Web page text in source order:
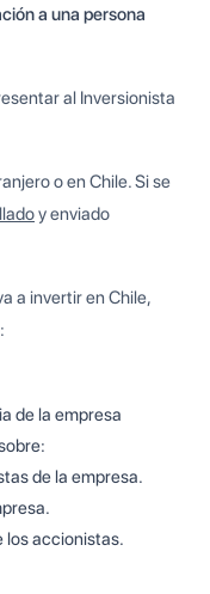
a una persona
al Inversionista
o en Chile. Si se
y enviado
a invertir en Chile,
de la empresa
de la empresa.
los accionistas.